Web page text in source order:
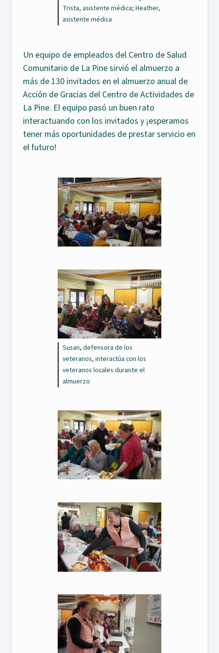
Trista, asistente médica; Heather,
asistente médica
Un equipo de empleados del Centro de Salud
Comunitario de La Pine sirvió el almuerzo a
más de 130 invitados en el almuerzo anual de
Acción de Gracias del Centro de Actividades de
La Pine. El equipo pasó un buen rato
interactuando con los invitados y ¡esperamos
tener más oportunidades de prestar servicio en
el futuro!
Susan, defensora de los
veteranos, interactúa con los
veteranos locales durante el
almuerzo